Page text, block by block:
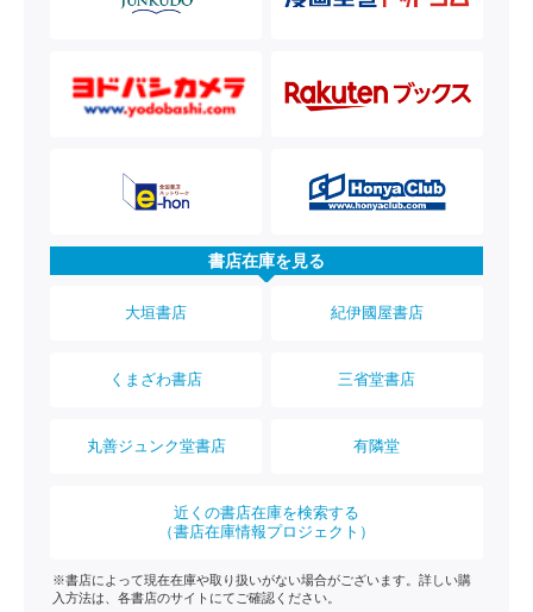
書店在庫を見る
大垣書店 紀伊國屋書店
くまざわ書店 三省堂書店
丸善ジュンク堂書店 有隣堂
近くの書店在庫を検索する
（書店在庫情報プロジェクト）
※書店によって現在在庫や取り扱いがない場合がございます。詳しい購
入方法は、各書店のサイトにてご確認ください。